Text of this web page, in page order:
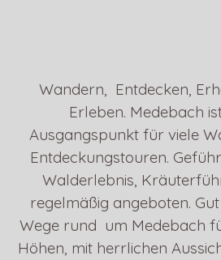
Wandern, Entdecken,
Erleben. Medebach
Ausgangspunkt für viele
Entdeckungstouren.
Walderlebnis,
regelmäßig angeboten.
Wege rund um Medebach
Höhen, mit herrlichen